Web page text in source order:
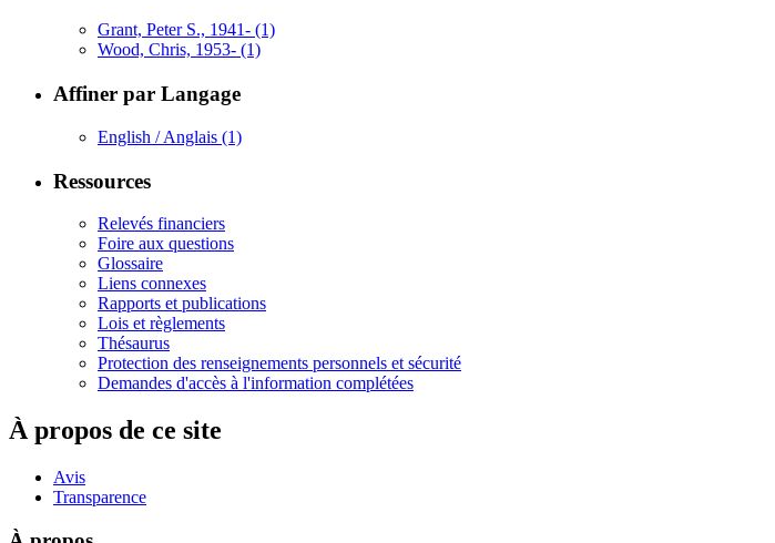
Grant, Peter S., 1941- (1)
Wood, Chris, 1953- (1)
Affiner par Langage
English / Anglais (1)
Ressources
Relevés financiers
Foire aux questions
Glossaire
Liens connexes
Rapports et publications
Lois et règlements
Thésaurus
Protection des renseignements personnels et sécurité
Demandes d'accès à l'information complétées
À propos de ce site
Avis
Transparence